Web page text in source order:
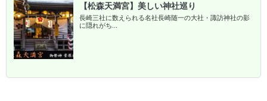
【松森天満宮】美しい神社巡り
長崎三社に数えられる名社長崎随一の大社・諏訪神社の影
に隠れがち...